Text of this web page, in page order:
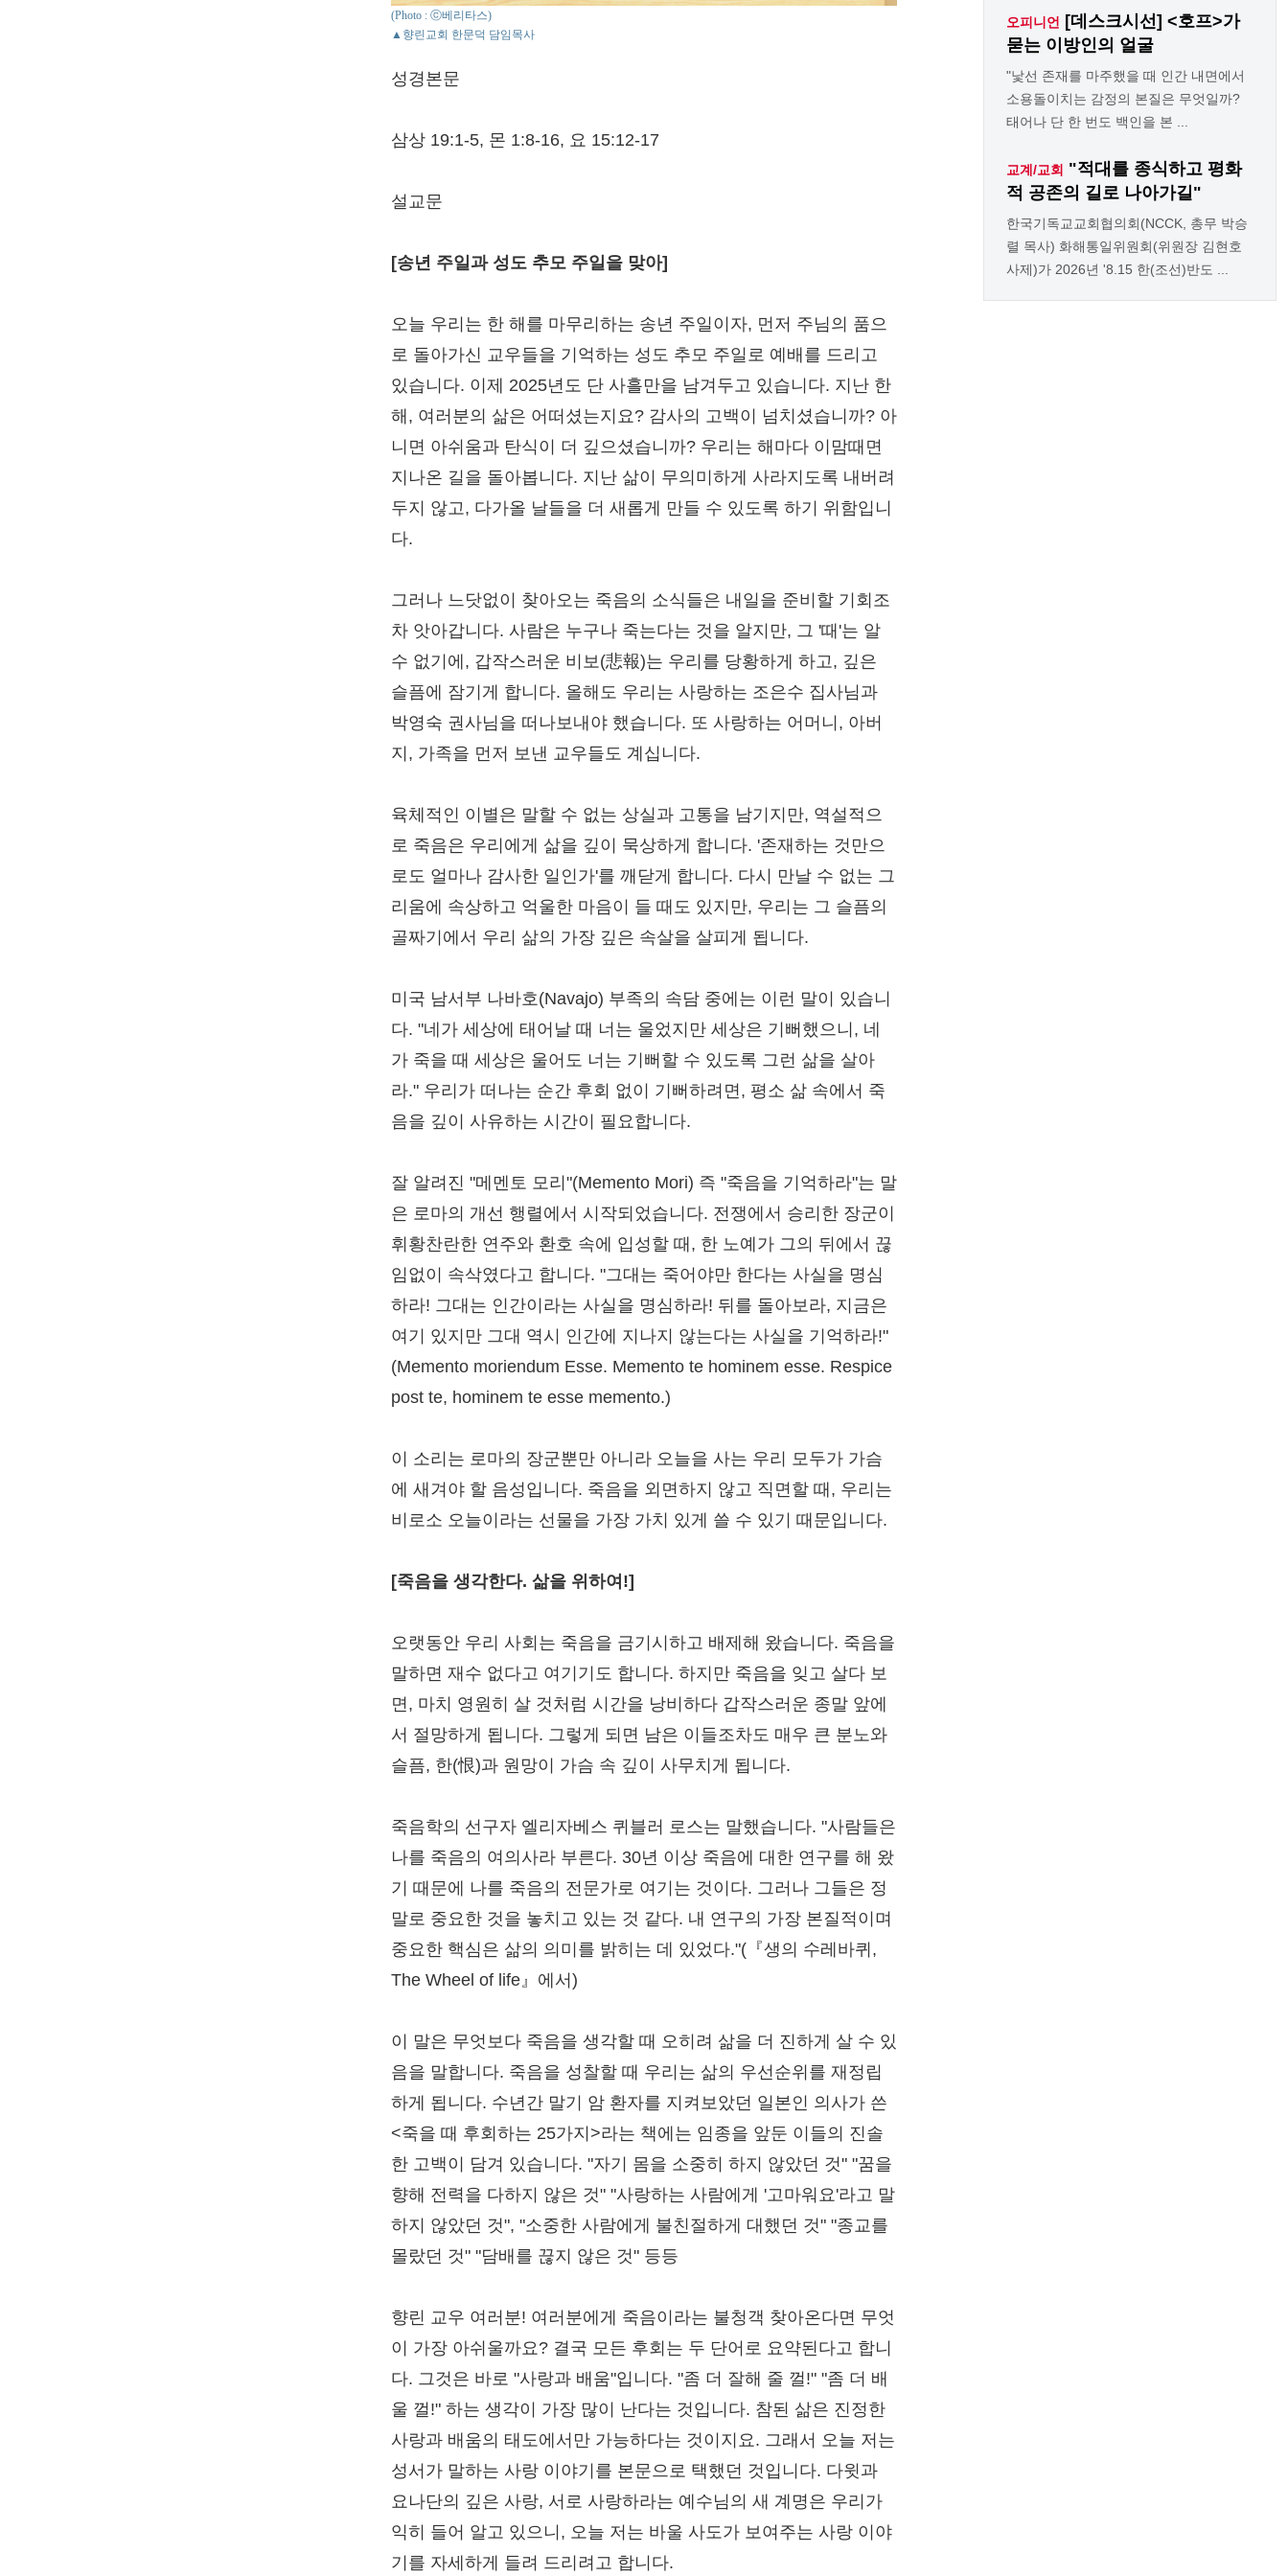
(Photo : ⓒ베리타스)
▲향린교회 한문덕 담임목사
성경본문
삼상 19:1-5, 몬 1:8-16, 요 15:12-17
설교문
[송년 주일과 성도 추모 주일을 맞아]
오늘 우리는 한 해를 마무리하는 송년 주일이자, 먼저 주님의 품으
로 돌아가신 교우들을 기억하는 성도 추모 주일로 예배를 드리고
있습니다. 이제 2025년도 단 사흘만을 남겨두고 있습니다. 지난 한
해, 여러분의 삶은 어떠셨는지요? 감사의 고백이 넘치셨습니까? 아
니면 아쉬움과 탄식이 더 깊으셨습니까? 우리는 해마다 이맘때면
지나온 길을 돌아봅니다. 지난 삶이 무의미하게 사라지도록 내버려
두지 않고, 다가올 날들을 더 새롭게 만들 수 있도록 하기 위함입니
다.
그러나 느닷없이 찾아오는 죽음의 소식들은 내일을 준비할 기회조
차 앗아갑니다. 사람은 누구나 죽는다는 것을 알지만, 그 '때'는 알
수 없기에, 갑작스러운 비보(悲報)는 우리를 당황하게 하고, 깊은
슬픔에 잠기게 합니다. 올해도 우리는 사랑하는 조은수 집사님과
박영숙 권사님을 떠나보내야 했습니다. 또 사랑하는 어머니, 아버
지, 가족을 먼저 보낸 교우들도 계십니다.
육체적인 이별은 말할 수 없는 상실과 고통을 남기지만, 역설적으
로 죽음은 우리에게 삶을 깊이 묵상하게 합니다. '존재하는 것만으
로도 얼마나 감사한 일인가'를 깨닫게 합니다. 다시 만날 수 없는 그
리움에 속상하고 억울한 마음이 들 때도 있지만, 우리는 그 슬픔의
골짜기에서 우리 삶의 가장 깊은 속살을 살피게 됩니다.
미국 남서부 나바호(Navajo) 부족의 속담 중에는 이런 말이 있습니
다. "네가 세상에 태어날 때 너는 울었지만 세상은 기뻐했으니, 네
가 죽을 때 세상은 울어도 너는 기뻐할 수 있도록 그런 삶을 살아
라." 우리가 떠나는 순간 후회 없이 기뻐하려면, 평소 삶 속에서 죽
음을 깊이 사유하는 시간이 필요합니다.
잘 알려진 "메멘토 모리"(Memento Mori) 즉 "죽음을 기억하라"는 말
은 로마의 개선 행렬에서 시작되었습니다. 전쟁에서 승리한 장군이
휘황찬란한 연주와 환호 속에 입성할 때, 한 노예가 그의 뒤에서 끊
임없이 속삭였다고 합니다. "그대는 죽어야만 한다는 사실을 명심
하라! 그대는 인간이라는 사실을 명심하라! 뒤를 돌아보라, 지금은
여기 있지만 그대 역시 인간에 지나지 않는다는 사실을 기억하라!"
(Memento moriendum Esse. Memento te hominem esse. Respice
post te, hominem te esse memento.)
이 소리는 로마의 장군뿐만 아니라 오늘을 사는 우리 모두가 가슴
에 새겨야 할 음성입니다. 죽음을 외면하지 않고 직면할 때, 우리는
비로소 오늘이라는 선물을 가장 가치 있게 쓸 수 있기 때문입니다.
[죽음을 생각한다. 삶을 위하여!]
오랫동안 우리 사회는 죽음을 금기시하고 배제해 왔습니다. 죽음을
말하면 재수 없다고 여기기도 합니다. 하지만 죽음을 잊고 살다 보
면, 마치 영원히 살 것처럼 시간을 낭비하다 갑작스러운 종말 앞에
서 절망하게 됩니다. 그렇게 되면 남은 이들조차도 매우 큰 분노와
슬픔, 한(恨)과 원망이 가슴 속 깊이 사무치게 됩니다.
죽음학의 선구자 엘리자베스 퀴블러 로스는 말했습니다. "사람들은
나를 죽음의 여의사라 부른다. 30년 이상 죽음에 대한 연구를 해 왔
기 때문에 나를 죽음의 전문가로 여기는 것이다. 그러나 그들은 정
말로 중요한 것을 놓치고 있는 것 같다. 내 연구의 가장 본질적이며
중요한 핵심은 삶의 의미를 밝히는 데 있었다."(『생의 수레바퀴,
The Wheel of life』에서)
이 말은 무엇보다 죽음을 생각할 때 오히려 삶을 더 진하게 살 수 있
음을 말합니다. 죽음을 성찰할 때 우리는 삶의 우선순위를 재정립
하게 됩니다. 수년간 말기 암 환자를 지켜보았던 일본인 의사가 쓴
<죽을 때 후회하는 25가지>라는 책에는 임종을 앞둔 이들의 진솔
한 고백이 담겨 있습니다. "자기 몸을 소중히 하지 않았던 것" "꿈을
향해 전력을 다하지 않은 것" "사랑하는 사람에게 '고마워요'라고 말
하지 않았던 것", "소중한 사람에게 불친절하게 대했던 것" "종교를
몰랐던 것" "담배를 끊지 않은 것" 등등
향린 교우 여러분! 여러분에게 죽음이라는 불청객 찾아온다면 무엇
이 가장 아쉬울까요? 결국 모든 후회는 두 단어로 요약된다고 합니
다. 그것은 바로 "사랑과 배움"입니다. "좀 더 잘해 줄 껄!" "좀 더 배
울 껄!" 하는 생각이 가장 많이 난다는 것입니다. 참된 삶은 진정한
사랑과 배움의 태도에서만 가능하다는 것이지요. 그래서 오늘 저는
성서가 말하는 사랑 이야기를 본문으로 택했던 것입니다. 다윗과
요나단의 깊은 사랑, 서로 사랑하라는 예수님의 새 계명은 우리가
익히 들어 알고 있으니, 오늘 저는 바울 사도가 보여주는 사랑 이야
기를 자세하게 들려 드리려고 합니다.
오피니언
[데스크시선] <호프>가
묻는 이방인의 얼굴
"낯선 존재를 마주했을 때 인간 내면에서
소용돌이치는 감정의 본질은 무엇일까?
태어나 단 한 번도 백인을 본 ...
교계/교회 "적대를 종식하고 평화
적 공존의 길로 나아가길"
한국기독교교회협의회(NCCK, 총무 박승
렬 목사) 화해통일위원회(위원장 김현호
사제)가 2026년 '8.15 한(조선)반도 ...